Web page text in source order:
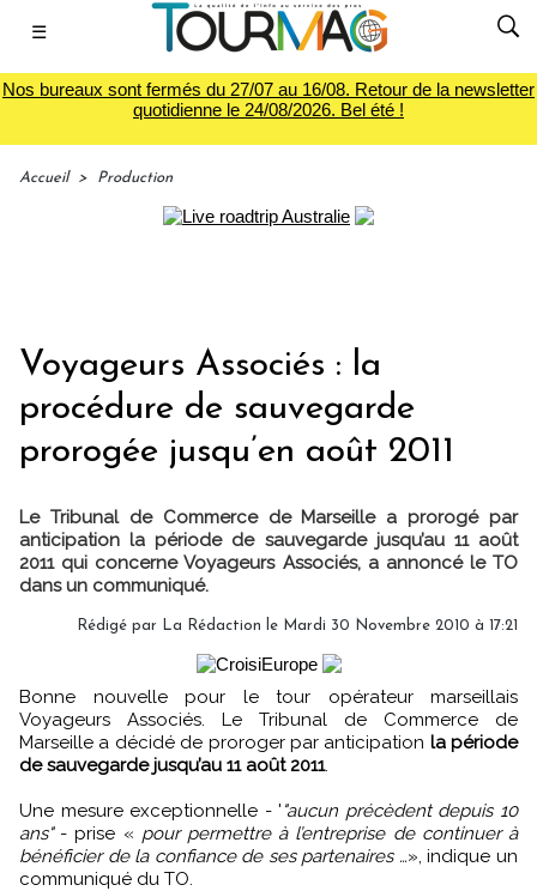
☰
Nos bureaux sont fermés du 27/07 au 16/08. Retour de la newsletter
quotidienne le 24/08/2026. Bel été !
Accueil > Production
Voyageurs Associés : la
procédure de sauvegarde
prorogée jusqu’en août 2011
Le Tribunal de Commerce de Marseille a prorogé par
anticipation la période de sauvegarde jusqu’au 11 août
2011 qui concerne Voyageurs Associés, a annoncé le TO
dans un communiqué.
Rédigé par La Rédaction le Mardi 30 Novembre 2010 à 17:21
Bonne nouvelle pour le tour opérateur marseillais
Voyageurs Associés. Le Tribunal de Commerce de
Marseille a décidé de proroger par anticipation la période
de sauvegarde jusqu’au 11 août 2011.
Une mesure exceptionnelle - ' "aucun précèdent depuis 10
ans"- prise « pour permettre à l’entreprise de continuer à
bénéficier de la confiance de ses partenaires …», indique un
communiqué du TO.